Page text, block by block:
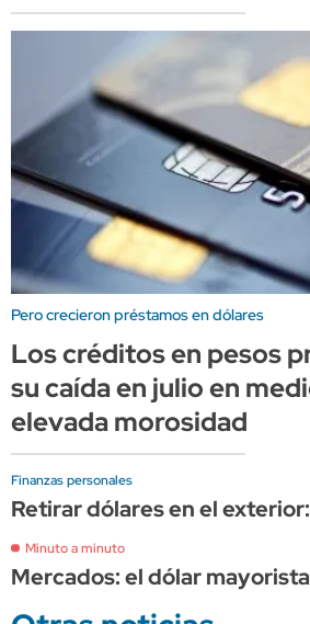
Pero crecieron préstamos en dólares
Los créditos en pesos
su caída en julio en
elevada morosidad
Finanzas personales
Retirar dólares en el
Minuto a minuto
Mercados: el dólar